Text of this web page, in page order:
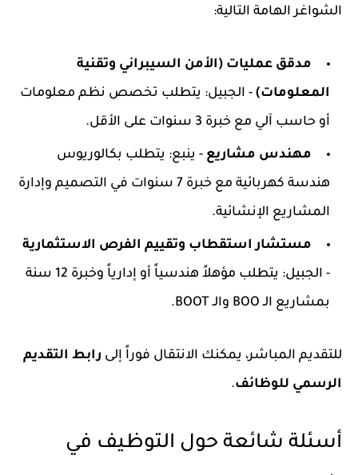
الشواغر الهامة التالية:
مدقق عمليات (الأمن السيبراني وتقنية
المعلومات) - الجبيل: يتطلب تخصص نظم معلومات
أو حاسب آلي مع خبرة 3 سنوات على الأقل.
مهندس مشاريع - ينبع: يتطلب بكالوريوس
هندسة كهربائية مع خبرة 7 سنوات في التصميم وإدارة
المشاريع الإنشائية.
مستشار استقطاب وتقييم الفرص الاستثمارية
- الجبيل: يتطلب مؤهلاً هندسياً أو إدارياً وخبرة 12 سنة
بمشاريع الـ BOO والـ BOOT.
للتقديم المباشر، يمكنك الانتقال فوراً إلى رابط التقديم
الرسمي للوظائف.
أسئلة شائعة حول التوظيف في